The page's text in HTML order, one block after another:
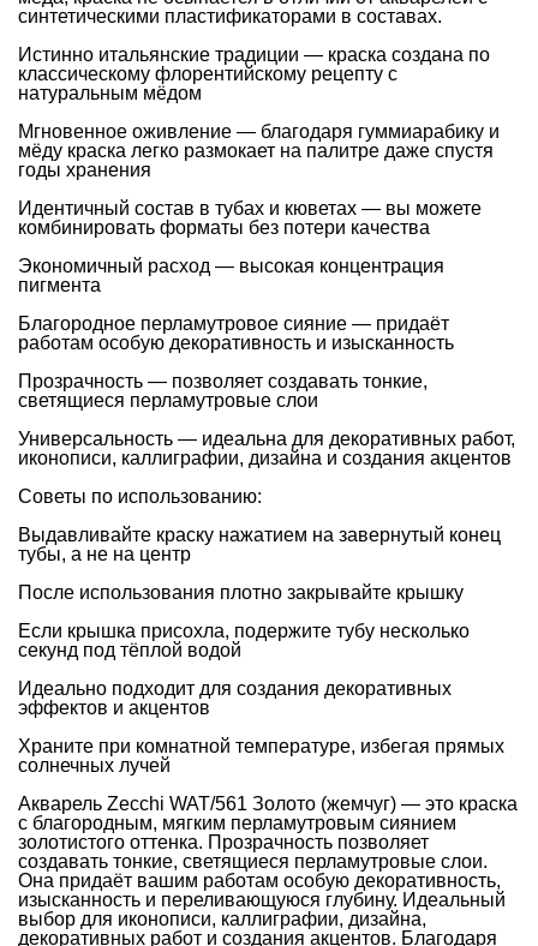
синтетическими пластификаторами в составах.
Истинно итальянские традиции — краска создана по
классическому флорентийскому рецепту с
натуральным мёдом
Мгновенное оживление — благодаря гуммиарабику и
мёду краска легко размокает на палитре даже спустя
годы хранения
Идентичный состав в тубах и кюветах — вы можете
комбинировать форматы без потери качества
Экономичный расход — высокая концентрация
пигмента
Благородное перламутровое сияние — придаёт
работам особую декоративность и изысканность
Прозрачность — позволяет создавать тонкие,
светящиеся перламутровые слои
Универсальность — идеальна для декоративных работ,
иконописи, каллиграфии, дизайна и создания акцентов
Советы по использованию:
Выдавливайте краску нажатием на завернутый конец
тубы, а не на центр
После использования плотно закрывайте крышку
Если крышка присохла, подержите тубу несколько
секунд под тёплой водой
Идеально подходит для создания декоративных
эффектов и акцентов
Храните при комнатной температуре, избегая прямых
солнечных лучей
Акварель Zecchi WAT/561 Золото (жемчуг) — это краска
с благородным, мягким перламутровым сиянием
золотистого оттенка. Прозрачность позволяет
создавать тонкие, светящиеся перламутровые слои.
Она придаёт вашим работам особую декоративность,
изысканность и переливающуюся глубину. Идеальный
выбор для иконописи, каллиграфии, дизайна,
декоративных работ и создания акцентов. Благодаря